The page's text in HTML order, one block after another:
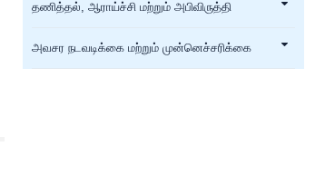
தணித்தல், ஆராய்ச்சி மற்றும் அபிவிருத்தி
அவசர நடவடிக்கை மற்றும் முன்னெச்சரிக்கை